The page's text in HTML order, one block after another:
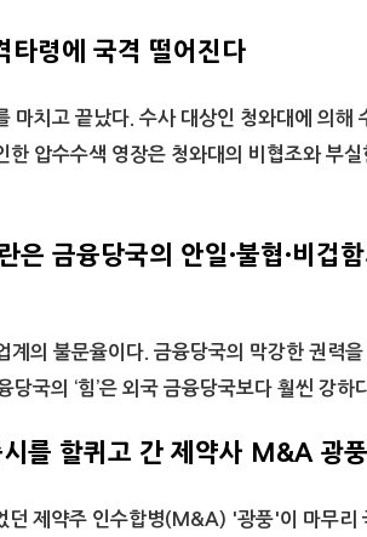
타령에 국격 떨어진다
마치고 끝났다. 수사 대상인 청와대에 의해
압수수색 영장은 청와대의 비협조와 부실
은 금융당국의 안일·불협·비겁함
계의 불문율이다. 금융당국의 막강한 권력
국의 ‘힘’은 외국 금융당국보다 훨씬 강하
를 할퀴고 간 제약사 M&A 광풍
던 제약주 인수합병(M&A) '광풍'이 마무리